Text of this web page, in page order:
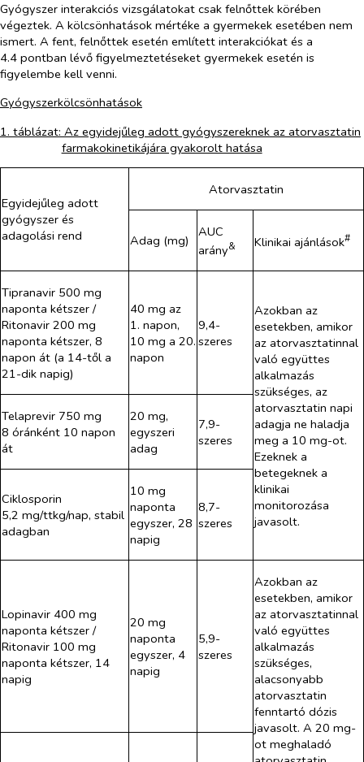
Gyógyszer interakciós vizsgálatokat csak felnőttek körében
végeztek. A kölcsönhatások mértéke a gyermekek esetében nem
ismert. A fent, felnőttek esetén említett interakciókat és a
4.4 pontban lévő figyelmeztetéseket gyermekek esetén is
figyelembe kell venni.
Gyógyszerkölcsönhatások
1. táblázat: Az egyidejűleg adott gyógyszereknek az atorvasztatin
farmakokinetikájára gyakorolt hatása
Egyidejűleg adott
gyógyszer és
adagolási rend
Atorvasztatin
Adag (mg)
AUC
arány& Klinikai ajánlások#
Tipranavir 500 mg
naponta kétszer /
Ritonavir 200 mg
naponta kétszer, 8
napon át (a 14-től a
21-dik napig)
40 mg az
1. napon,
10 mg a 20.
napon
9,4-
szeres
Azokban az
esetekben, amikor
az atorvasztatinnal
való együttes
alkalmazás
szükséges, az
atorvasztatin napi
adagja ne haladja
meg a 10 mg-ot.
Ezeknek a
betegeknek a
klinikai
monitorozása
javasolt.
Telaprevir 750 mg
8 óránként 10 napon
át
20 mg,
egyszeri
adag
7,9-
szeres
Ciklosporin
5,2 mg/ttkg/nap, stabil
adagban
10 mg
naponta
egyszer, 28
napig
8,7-
szeres
Lopinavir 400 mg
naponta kétszer /
Ritonavir 100 mg
naponta kétszer, 14
napig
20 mg
naponta
egyszer, 4
napig
5,9-
szeres
Azokban az
esetekben, amikor
az atorvasztatinnal
való együttes
alkalmazás
szükséges,
alacsonyabb
atorvasztatin
fenntartó dózis
javasolt. A 20 mg-
ot meghaladó